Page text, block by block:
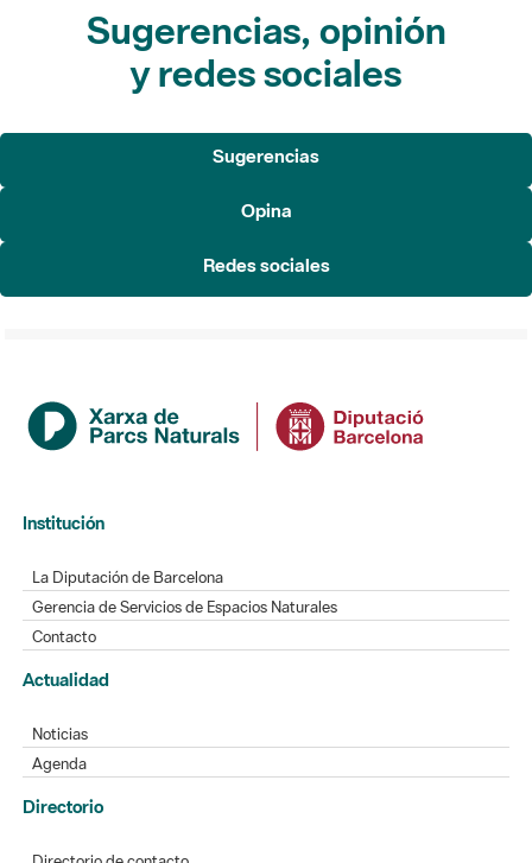
Sugerencias, opinión
y redes sociales
Sugerencias
Opina
Redes sociales
Institución
La Diputación de Barcelona
Gerencia de Servicios de Espacios Naturales
Contacto
Actualidad
Noticias
Agenda
Directorio